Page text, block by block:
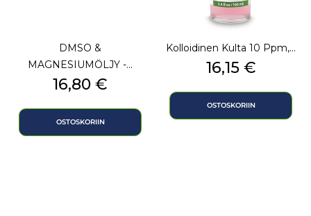
DMSO &
MAGNESIUMÖLJY -...
Hinta
16,80 €
OSTOSKORIIN
Kolloidinen Kulta 10 Ppm,...
Hinta
16,15 €
OSTOSKORIIN